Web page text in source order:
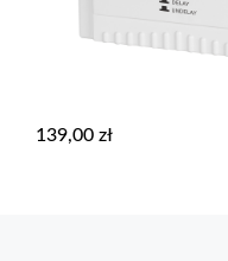
139,00 zł